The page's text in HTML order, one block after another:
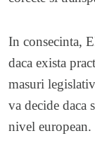
In consecinta,
daca exista
masuri
va decide daca
nivel european.